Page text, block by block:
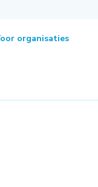
organisaties